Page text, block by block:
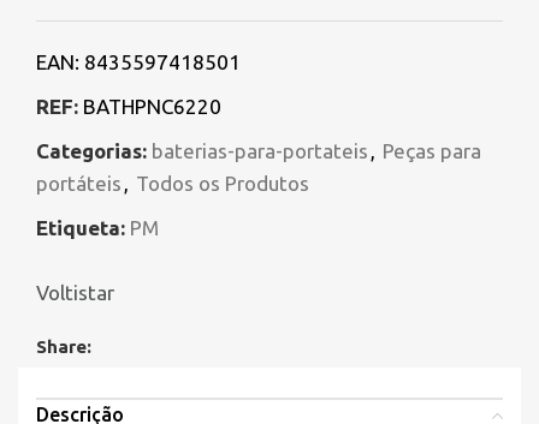
EAN: 8435597418501
REF: BATHPNC6220
Categorias: baterias-para-portateis , Peças para
portáteis , Todos os Produtos
Etiqueta: PM
Voltistar
Share:
Descrição